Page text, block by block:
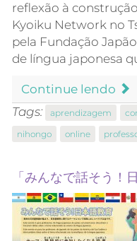
reflexão à
Kyoiku Network no
pela Fundação
de língua japonesa
Continue lendo
Tags:
aprendizagem
nihongo
online
「みんなで話そう！